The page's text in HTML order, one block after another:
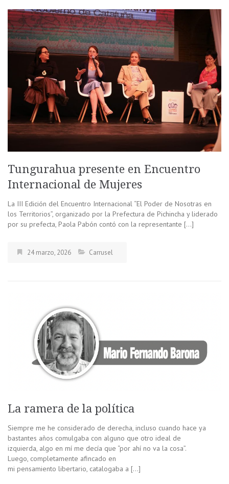
Tungurahua presente en Encuentro
Internacional de Mujeres
La III Edición del Encuentro Internacional “El Poder de Nosotras en
los Territorios”, organizado por la Prefectura de Pichincha y liderado
por su prefecta, Paola Pabón contó con la representante […]
24 marzo, 2026 Carrusel
La ramera de la política
Siempre me he considerado de derecha, incluso cuando hace ya
bastantes años comulgaba con alguno que otro ideal de
izquierda, algo en mí me decía que “por ahí no va la cosa”.
Luego, completamente afincado en
mi pensamiento libertario, catalogaba a […]